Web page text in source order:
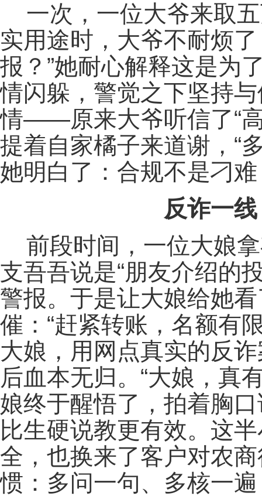
一次，一位大爷来取
实用途时，大爷不耐烦
报？”她耐心解释这是为
情闪躲，警觉之下坚持
情——原来大爷听信了“
提着自家橘子来道谢，“
她明白了：合规不是刁
反诈一
前段时间，一位大娘
支吾吾说是“朋友介绍的
警报。于是让大娘给她
催：“赶紧转账，名额有
大娘，用网点真实的反
后血本无归。“大娘，真
娘终于醒悟了，拍着胸
比生硬说教更有效。这
全，也换来了客户对农
惯：多问一句、多核一